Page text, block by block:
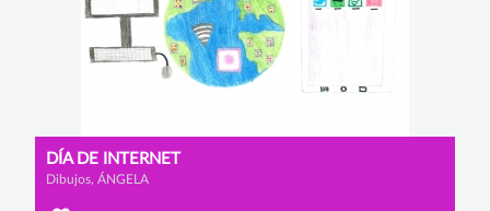
DÍA DE INTERNET
Dibujos, ÁNGELA